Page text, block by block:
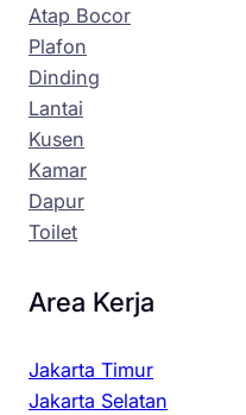
Atap Bocor
Plafon
Dinding
Lantai
Kusen
Kamar
Dapur
Toilet
Area Kerja
Jakarta Timur
Jakarta Selatan